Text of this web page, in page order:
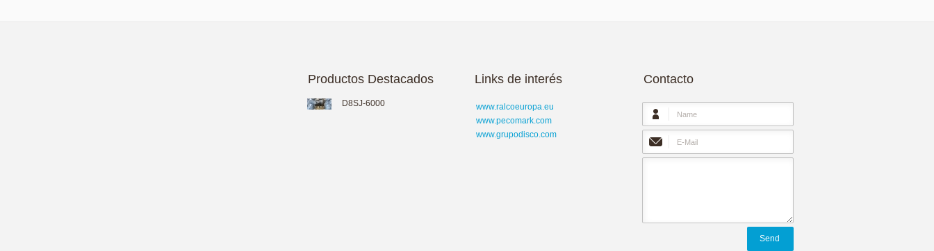
Productos Destacados
D8SJ-6000
Links de interés
www.ralcoeuropa.eu
www.pecomark.com
www.grupodisco.com
Contacto
Send